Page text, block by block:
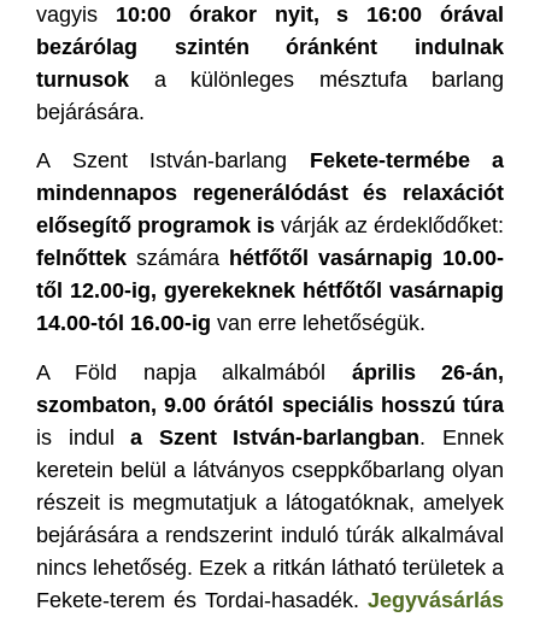
vagyis 10:00 órakor nyit, s 16:00 órával
bezárólag szintén óránként indulnak
turnusok a különleges mésztufa barlang
bejárására.
A Szent István-barlang Fekete-termébe a
mindennapos regenerálódást és relaxációt
elősegítő programok is várják az érdeklődőket:
felnőttek számára hétfőtől vasárnapig 10.00-
től 12.00-ig, gyerekeknek hétfőtől vasárnapig
14.00-tól 16.00-ig van erre lehetőségük.
A Föld napja alkalmából április 26-án,
szombaton, 9.00 órától speciális hosszú túra
is indula Szent István-barlangban. Ennek
keretein belül a látványos cseppkőbarlang olyan
részeit is megmutatjuk a látogatóknak, amelyek
bejárására a rendszerint induló túrák alkalmával
nincs lehetőség. Ezek a ritkán látható területek a
Fekete-terem és Tordai-hasadék. Jegyvásárlás